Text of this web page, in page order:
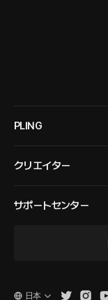
PLING
クリエイター
サポートセンター
日本